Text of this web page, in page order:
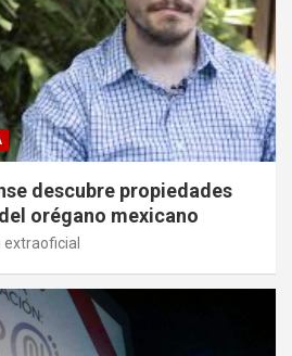
descubre propiedades
orégano mexicano